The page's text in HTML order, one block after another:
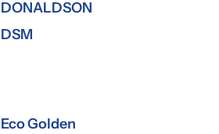
DONALDSON
DSM
Eco Golden